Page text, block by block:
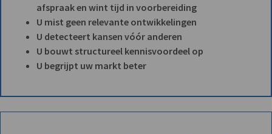
afspraak en wint tijd in voorbereiding
U mist geen relevante ontwikkelingen
U detecteert kansen vóór anderen
U bouwt structureel kennisvoordeel op
U begrijpt uw markt beter